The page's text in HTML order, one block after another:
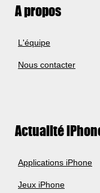
A propos
L'équipe
Nous contacter
Actualité
Applications iPhone
Jeux iPhone